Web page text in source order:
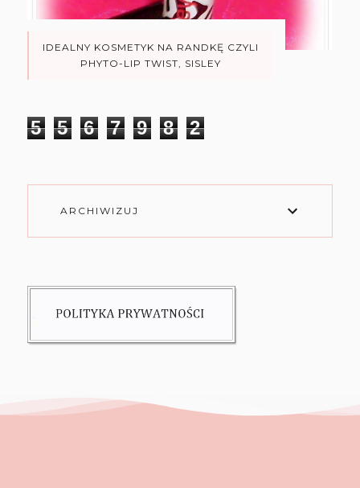
IDEALNY KOSMETYK NA RANDKĘ CZYLI
PHYTO-LIP TWIST, SISLEY
5 5 6 7 9 8 2
ARCHIWIZUJ